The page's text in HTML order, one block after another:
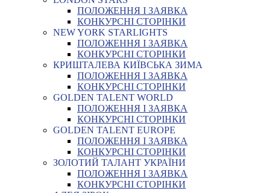
ПОЛОЖЕННЯ І ЗАЯВКА
КОНКУРСНІ СТОРІНКИ
NEW YORK STARLIGHTS
ПОЛОЖЕННЯ І ЗАЯВКА
КОНКУРСНІ СТОРІНКИ
КРИШТАЛЕВА КИЇВСЬКА ЗИМА
ПОЛОЖЕННЯ І ЗАЯВКА
КОНКУРСНІ СТОРІНКИ
GOLDEN TALENT WORLD
ПОЛОЖЕННЯ І ЗАЯВКА
КОНКУРСНІ СТОРІНКИ
GOLDEN TALENT EUROPE
ПОЛОЖЕННЯ І ЗАЯВКА
КОНКУРСНІ СТОРІНКИ
ЗОЛОТИЙ ТАЛАНТ УКРАЇНИ
ПОЛОЖЕННЯ І ЗАЯВКА
КОНКУРСНІ СТОРІНКИ